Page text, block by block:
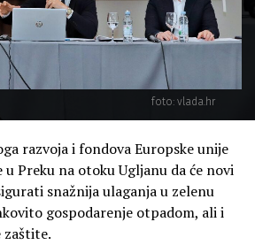
foto: vlada.hr
razvoja i fondova Europske unije
u Preku na otoku Ugljanu da će novi
snažnija ulaganja u zelenu
gospodarenje otpadom, ali i
zaštite.